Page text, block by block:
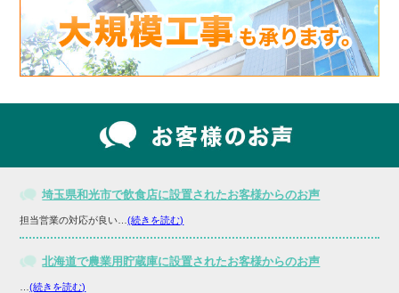
埼玉県和光市で飲食店に設置されたお客様からのお声
担当営業の対応が良い…(続きを読む)
北海道で農業用貯蔵庫に設置されたお客様からのお声
…(続きを読む)